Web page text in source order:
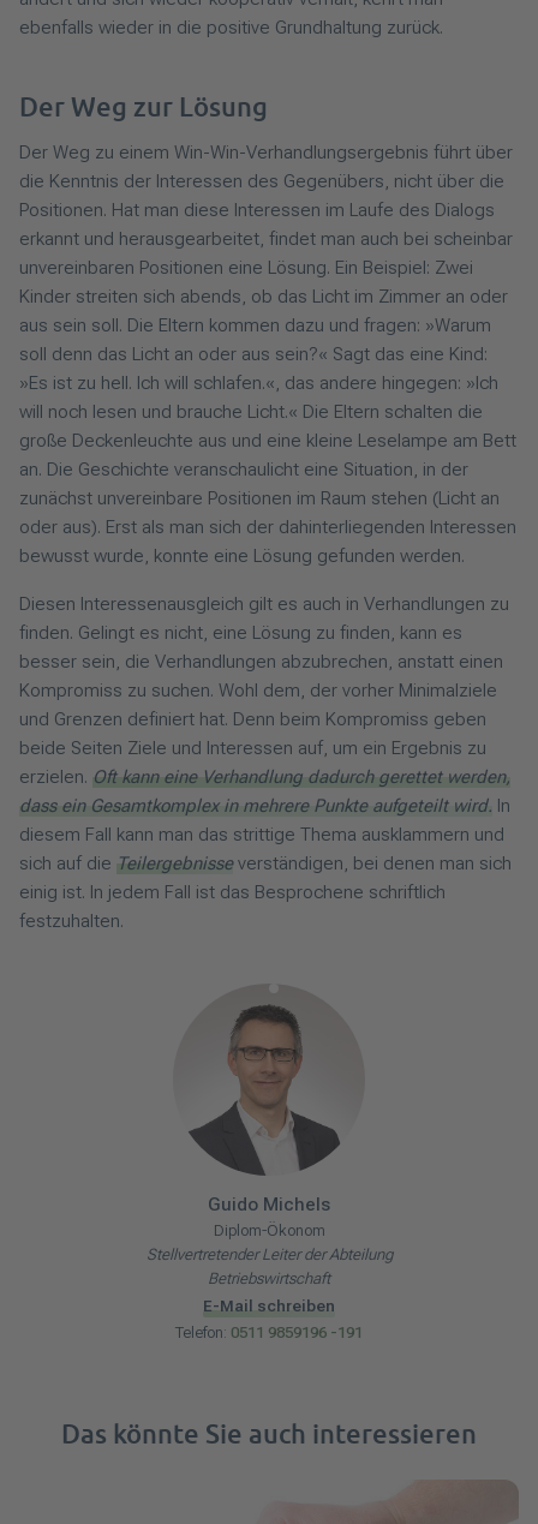
ebenfalls wieder in die positive Grundhaltung zurück.
Der Weg zur Lösung
Der Weg zu einem Win-Win-Verhandlungsergebnis führt über
die Kenntnis der Interessen des Gegenübers, nicht über die
Positionen. Hat man diese Interessen im Laufe des Dialogs
erkannt und herausgearbeitet, findet man auch bei scheinbar
unvereinbaren Positionen eine Lösung. Ein Beispiel: Zwei
Kinder streiten sich abends, ob das Licht im Zimmer an oder
aus sein soll. Die Eltern kommen dazu und fragen: »Warum
soll denn das Licht an oder aus sein?« Sagt das eine Kind:
»Es ist zu hell. Ich will schlafen.«, das andere hingegen: »Ich
will noch lesen und brauche Licht.« Die Eltern schalten die
große Deckenleuchte aus und eine kleine Leselampe am Bett
an. Die Geschichte veranschaulicht eine Situation, in der
zunächst unvereinbare Positionen im Raum stehen (Licht an
oder aus). Erst als man sich der dahinterliegenden Interessen
bewusst wurde, konnte eine Lösung gefunden werden.
Diesen Interessenausgleich gilt es auch in Verhandlungen zu
finden. Gelingt es nicht, eine Lösung zu finden, kann es
besser sein, die Verhandlungen abzubrechen, anstatt einen
Kompromiss zu suchen. Wohl dem, der vorher Minimalziele
und Grenzen definiert hat. Denn beim Kompromiss geben
beide Seiten Ziele und Interessen auf, um ein Ergebnis zu
erzielen. Oft kann eine Verhandlung dadurch gerettet werden,
dass ein Gesamtkomplex in mehrere Punkte aufgeteilt wird. In
diesem Fall kann man das strittige Thema ausklammern und
sich auf die Teilergebnisseverständigen, bei denen man sich
einig ist. In jedem Fall ist das Besprochene schriftlich
festzuhalten.
Guido Michels
Diplom-Ökonom
Stellvertretender Leiter der Abteilung
Betriebswirtschaft
E-Mail schreiben
Telefon: 0511 9859196 -191
Das könnte Sie auch interessieren